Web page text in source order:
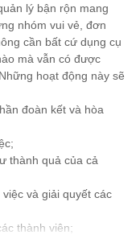
lý bận rộn mang
nhóm vui vẻ, đơn
cần bất cứ dụng cụ
mà vẫn có được
hoạt động này sẽ
đoàn kết và hòa
thành quả của cả
và giải quyết các
thành viên;